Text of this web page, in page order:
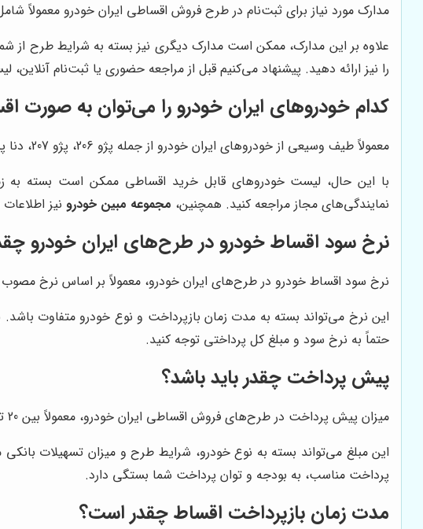
مدارک مورد نیاز برای ثبت‌نام در طرح فروش اقساطی ایران خودرو معمولاً
علاوه بر این مدارک، ممکن است مدارک دیگری نیز بسته به شرایط طرح از
را نیز ارائه دهید. پیشنهاد می‌کنیم قبل از مراجعه حضوری یا ثبت‌نام
کدام خودروهای ایران خودرو را می‌توان به صورت
معمولاً طیف وسیعی از خودروهای ایران خودرو از جمله پژو 206، پژو 207، دنا پلاس، تارا و سمند سورن پلاس در طرح‌های فروش اقساطی عرضه می‌شوند.
با این حال، لیست خودروهای قابل خرید اقساطی ممکن است بسته به
نمایندگی‌های مجاز مراجعه کنید. همچنین، مجموعه مبین خودرونیز اطلاعات
نرخ سود اقساط خودرو در طرح‌های ایران خودرو
نرخ سود اقساط خودرو در طرح‌های ایران خودرو، معمولاً بر اساس نرخ
این نرخ می‌تواند بسته به مدت زمان بازپرداخت و نوع خودرو متفاوت
حتماً به نرخ سود و مبلغ کل پرداختی توجه کنید.
پیش پرداخت چقدر باید باشد؟
میزان پیش پرداخت در طرح‌های فروش اقساطی ایران خودرو، معمولاً بین 20 تا 50 درصد قیمت خودرو تعیین می‌شود.
این مبلغ می‌تواند بسته به نوع خودرو، شرایط طرح و میزان تسهیلات
پرداخت مناسب، به بودجه و توان پرداخت شما بستگی دارد.
مدت زمان بازپرداخت اقساط چقدر است؟